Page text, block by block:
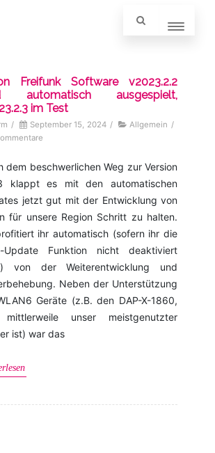
Freifunk Software v2023.2.2
automatisch ausgespielt,
im Test
/ September 15, 2024 / Allgemein /
dem beschwerlichen Weg zur Version
klappt es mit den automatischen
jetzt gut mit der Entwicklung von
für unsere Region Schritt zu halten.
ihr automatisch (sofern ihr die
Update Funktion nicht deaktiviert
von der Weiterentwicklung und
Neben der Unterstützung
Geräte (z.B. den DAP-X-1860,
unser meistgenutzter
ist) war das